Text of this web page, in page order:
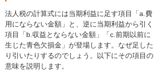
法人税の計算式には当期利益に足す項目「a.費
用にならない金額」と、逆に当期利益から引く
項目「b.収益とならない金額」「c.前期以前に
生じた青色欠損金」が登場します。なぜ足した
り引いたりするのでしょう。以下にその項目の
意味を説明します。